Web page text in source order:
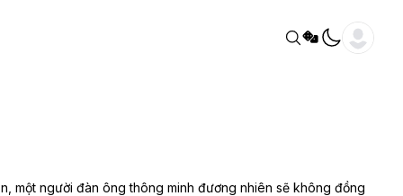
một người đàn ông thông minh đương nhiên sẽ không đồng